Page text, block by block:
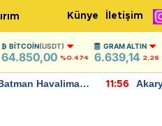
Künye İletişim
BITCOIN(USDT)
64.850,00 %0.474
GRAM ALTIN
6.639,14 2,26
Havalimanı
11:56